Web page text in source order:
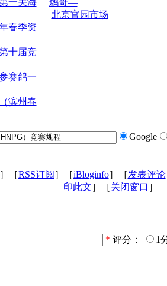
一关海
春季资
十届竞
赛鸽一
滨州春
鹩哥—
北京官园市场
Google
［RSS订阅 ］［iBloginfo］［发表评论
印此文］［关闭窗口 ］
* 评分：
1